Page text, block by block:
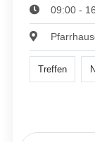
09:00 -
Treffen